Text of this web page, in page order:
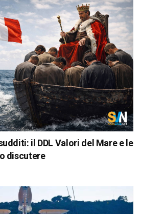
il DDL Valori del Mare e le
discutere